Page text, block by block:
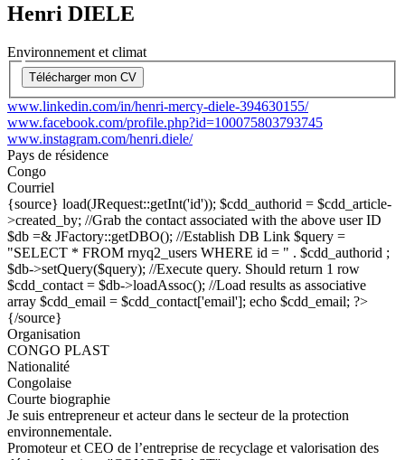
Henri DIELE
Environnement et climat
Télécharger mon CV
www.linkedin.com/in/henri-mercy-diele-394630155/
www.facebook.com/profile.php?id=100075803793745
www.instagram.com/henri.diele/
Pays de résidence
Congo
Courriel
{source} load(JRequest::getInt('id')); $cdd_authorid = $cdd_article-
>created_by; //Grab the contact associated with the above user ID
$db =& JFactory::getDBO(); //Establish DB Link $query =
"SELECT * FROM rnyq2_users WHERE id = " . $cdd_authorid ;
$db->setQuery($query); //Execute query. Should return 1 row
$cdd_contact = $db->loadAssoc(); //Load results as associative
array $cdd_email = $cdd_contact['email']; echo $cdd_email; ?>
{/source}
Organisation
CONGO PLAST
Nationalité
Congolaise
Courte biographie
Je suis entrepreneur et acteur dans le secteur de la protection
environnementale.
Promoteur et CEO de l’entreprise de recyclage et valorisation des